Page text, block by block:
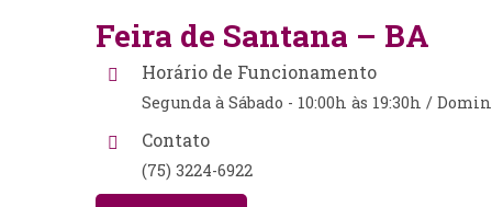
Feira de Santana – BA
Horário de Funcionamento
Segunda à Sábado - 10:00h às 19:30h /
Contato
(75) 3224-6922